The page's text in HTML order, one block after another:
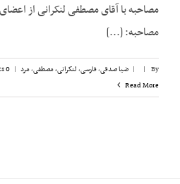
مصاحبه با آقای مصطفی لنکرانی از
مصاحبه: [...]
By
|
| ضیا صدقی,فارسی,لنکرانی، مصطفی,مرد |
0 Comments
Read More